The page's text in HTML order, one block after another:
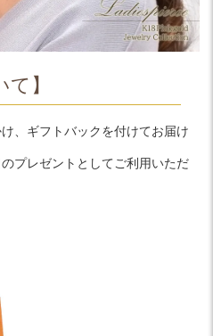
】
、ギフトバックを付けてお届け
プレゼントとしてご利用いただ